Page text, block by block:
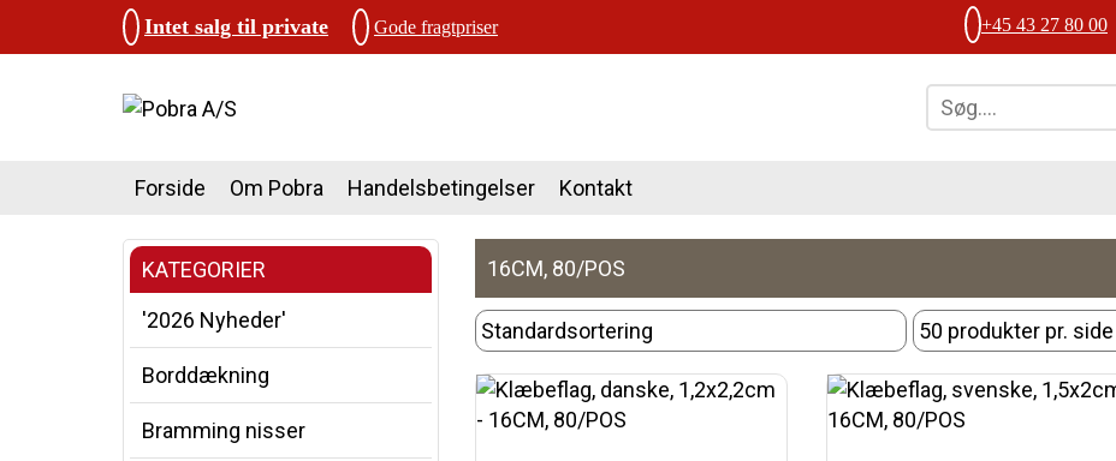
Intet salg til private Gode fragtpriser +45 43 27 80 00
Forside Om Pobra Handelsbetingelser Kontakt
KATEGORIER
'2026 Nyheder'
Borddækning
Bramming nisser
16CM, 80/POS